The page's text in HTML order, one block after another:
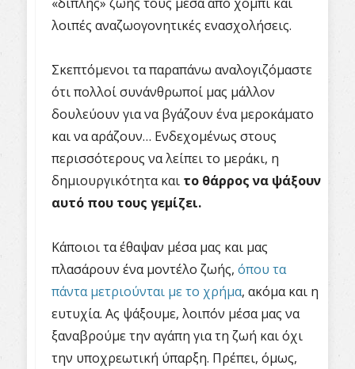
λοιπές αναζωογονητικές ενασχολήσεις.
Σκεπτόμενοι τα παραπάνω αναλογιζόμαστε
ότι πολλοί συνάνθρωποί μας μάλλον
δουλεύουν για να βγάζουν ένα μεροκάματο
και να αράζουν… Ενδεχομένως στους
περισσότερους να λείπει το μεράκι, η
δημιουργικότητα και το θάρρος να ψάξουν
αυτό που τους γεμίζει.
Κάποιοι τα έθαψαν μέσα μας και μας
πλασάρουν ένα μοντέλο ζωής, όπου τα
πάντα μετριούνται με το χρήμα, ακόμα και η
ευτυχία. Ας ψάξουμε, λοιπόν μέσα μας να
ξαναβρούμε την αγάπη για τη ζωή και όχι
την υποχρεωτική ύπαρξη. Πρέπει, όμως,